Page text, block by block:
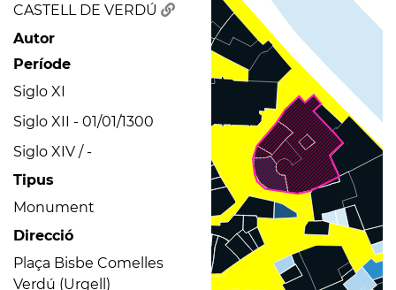
CASTELL DE VERDÚ
Autor
Període
Siglo XI
Siglo XII - 01/01/1300
Siglo XIV / -
Tipus
Monument
Direcció
Plaça Bisbe Comelles
Verdú (Urgell)